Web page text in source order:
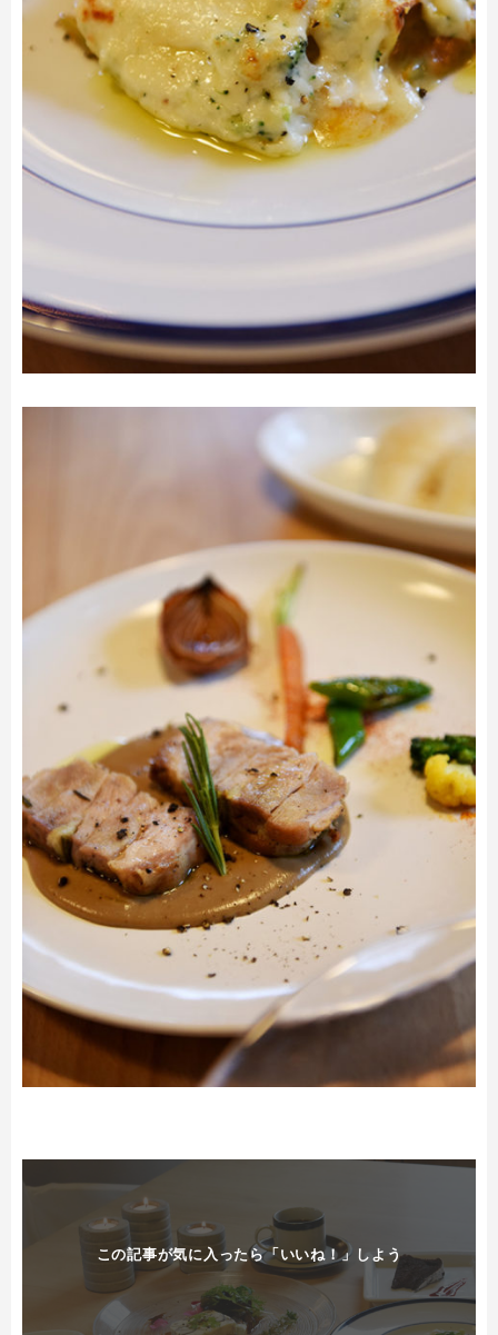
この記事が気に入ったら「いいね！」しよう